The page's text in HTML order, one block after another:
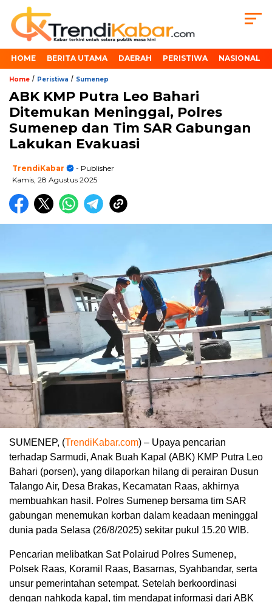
HOME BERITA UTAMA DAERAH PERISTIWA NASIONAL
Home / Peristiwa / Sumenep
ABK KMP Putra Leo Bahari
Ditemukan Meninggal, Polres
Sumenep dan Tim SAR Gabungan
Lakukan Evakuasi
TrendiKabar
- Publisher
Kamis, 28 Agustus 2025
SUMENEP, (TrendiKabar.com) – Upaya pencarian
terhadap Sarmudi, Anak Buah Kapal (ABK) KMP Putra Leo
Bahari (porsen), yang dilaporkan hilang di perairan Dusun
Talango Air, Desa Brakas, Kecamatan Raas, akhirnya
membuahkan hasil. Polres Sumenep bersama tim SAR
gabungan menemukan korban dalam keadaan meninggal
dunia pada Selasa (26/8/2025) sekitar pukul 15.20 WIB.
Pencarian melibatkan Sat Polairud Polres Sumenep,
Polsek Raas, Koramil Raas, Basarnas, Syahbandar, serta
unsur pemerintahan setempat. Setelah berkoordinasi
dengan nahkoda kapal, tim mendapat informasi dari ABK